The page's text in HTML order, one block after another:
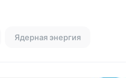
Ядерная энергия